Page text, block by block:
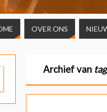
OVER ONS
Archief van